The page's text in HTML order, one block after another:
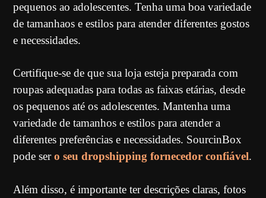
pequenos ao adolescentes. Tenha uma boa variedade
de tamanhaos e estilos para atender diferentes gostos
e necessidades.
Certifique-se de que sua loja esteja preparada com
roupas adequadas para todas as faixas etárias, desde
os pequenos até os adolescentes. Mantenha uma
variedade de tamanhos e estilos para atender a
diferentes preferências e necessidades. SourcinBox
pode sero seu dropshipping fornecedor confiável.
Além disso, é importante ter descrições claras, fotos